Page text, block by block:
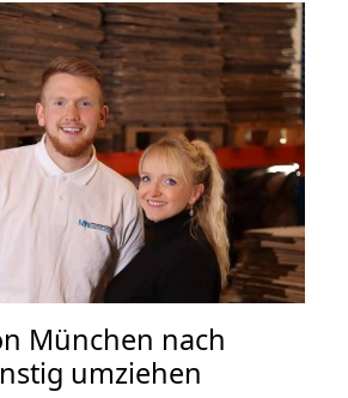
München nach
umziehen